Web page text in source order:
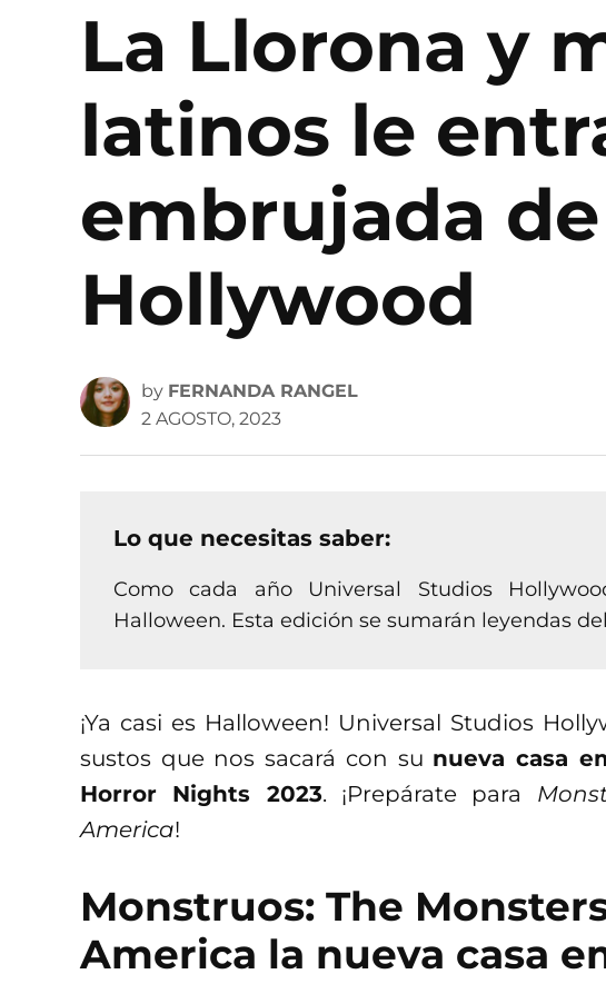
La Llorona y
latinos le
embrujada
Hollywood
by FERNANDA RANGEL
2 AGOSTO, 2023
Lo que necesitas saber:
Como cada año Universal Studios
Halloween. Esta edición se sumarán leyendas
¡Ya casi es Halloween! Universal Studios
sustos que nos sacará con su nueva casa
Horror Nights 2023. ¡Prepárate para
America!
Monstruos: The
America la nueva casa